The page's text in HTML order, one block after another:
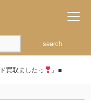
search
買取ましたっ 』■